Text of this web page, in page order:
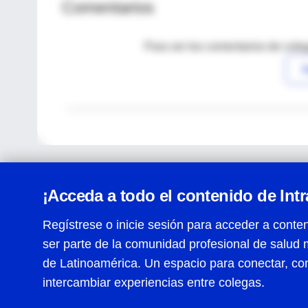
Comentarios
Para ver los comentarios de
¡Acceda a todo el contenido de
Regístrese o inicie sesión para acceder a
ser parte de la comunidad profesional de salud
de Latinoamérica. Un espacio para conectar,
intercambiar experiencias entre colegas.
Centro de Ayuda
Términos y condiciones| Políticas de privacidad